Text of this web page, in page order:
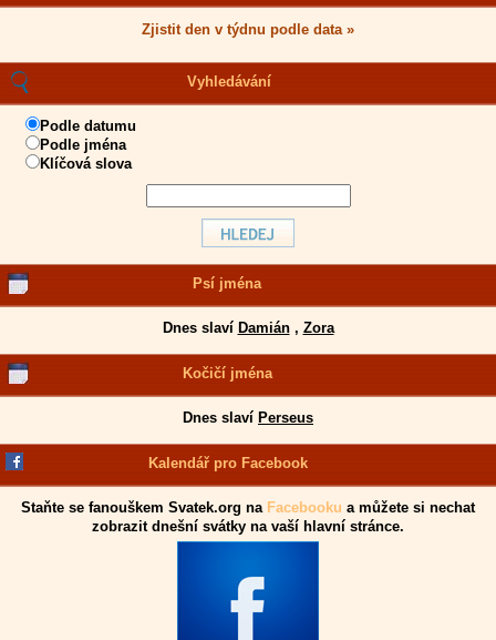
Zjistit den v týdnu podle data »
Vyhledávání
Podle datumu
Podle jména
Klíčová slova
Psí jména
Dnes slaví Damián, Zora
Kočičí jména
Dnes slaví Perseus
Kalendář pro Facebook
Staňte se fanouškem Svatek.org na Facebooku a můžete si nechat
zobrazit dnešní svátky na vaší hlavní stránce.